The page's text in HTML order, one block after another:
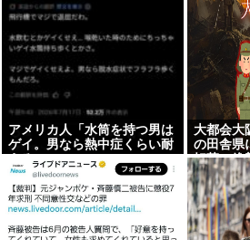
顔を覆う子も
アメリカ人「水筒を持つ男は
ゲイ。男なら熱中症くらい耐
えろ」
大都会大
の田舎県
転落。維
はずじゃ